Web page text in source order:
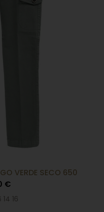
VERDE SECO 650
€
16